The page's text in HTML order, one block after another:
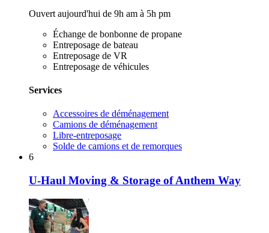
Ouvert aujourd'hui de 9h am à 5h pm
Échange de bonbonne de propane
Entreposage de bateau
Entreposage de VR
Entreposage de véhicules
Services
Accessoires de déménagement
Camions de déménagement
Libre-entreposage
Solde de camions et de remorques
6
U-Haul Moving & Storage of Anthem Way